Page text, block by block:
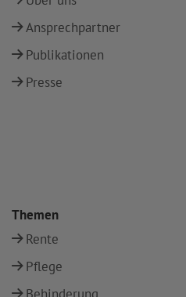
Ansprechpartner
Publikationen
Presse
Themen
Rente
Pflege